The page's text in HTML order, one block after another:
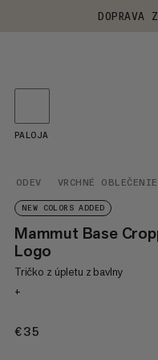
DOPRAVA
ODEV VRCHNÉ OBLEČENIE
NEW COLORS ADDED
Mammut Base
Logo
Tričko z úpletu z bavlny
+
€35
PALOJA